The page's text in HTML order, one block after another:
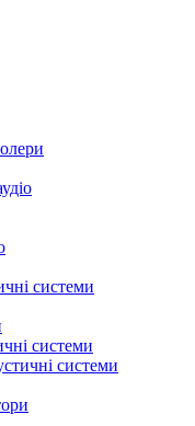
системи
системи
системи